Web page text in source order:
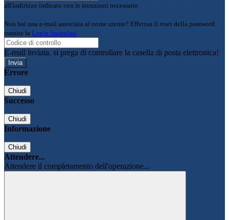
all'indirizzo indicato con le istruzioni necessarie.
Non hai una e-mail associata al nome utente? Effettua il reset della password
tramite la Login Spaggiari
E-mail inviata, si prega di controllare la casella di posta elettronica!
Errore
Chiudi
Successo
Chiudi
Informazione
Chiudi
Attendere...
Attendere il completamento dell'operazione...